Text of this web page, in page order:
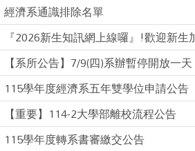
刊專區
經濟系通識排除名單
『2026新生知訊網上線囉』!歡迎新生
【系所公告】7/9(四)系辦暫停開放一天
115學年度經濟系五年雙學位申請公告
【重要】114-2大學部離校流程公告
115學年度轉系書審繳交公告